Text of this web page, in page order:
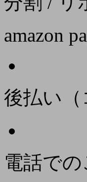
amazon
後払い
電話で